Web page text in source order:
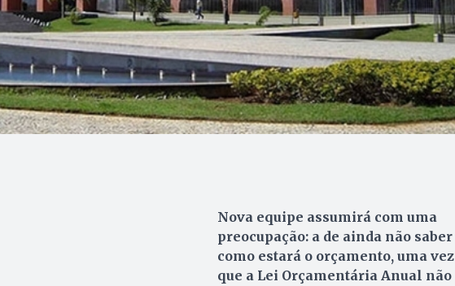
Nova equipe assumirá com uma
preocupação: a de ainda não saber
como estará o orçamento, uma vez
que a Lei Orçamentária Anual não